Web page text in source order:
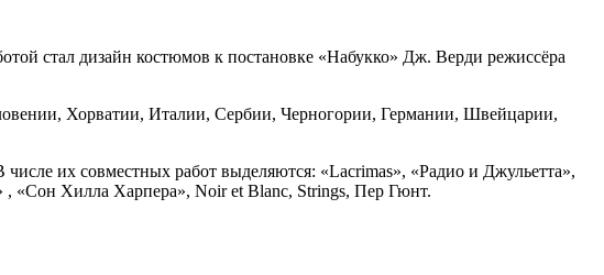
стал дизайн костюмов к постановке «Набукко» Дж. Верди режиссёра
Хорватии, Италии, Сербии, Черногории, Германии, Швейцарии,
их совместных работ выделяются: «Lacrimas», «Радио и Джульетта»,
, «Сон Хилла Харпера», Noir et Blanc, Strings, Пер Гюнт.